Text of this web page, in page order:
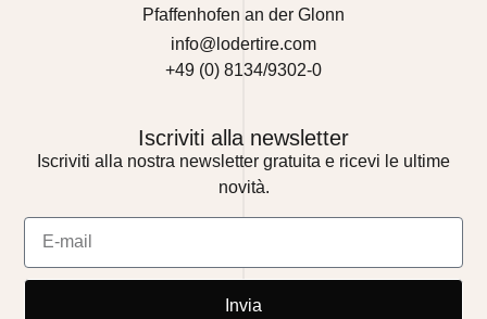
Pfaffenhofen an der Glonn
info@lodertire.com
+49 (0) 8134/9302-0
Iscriviti alla newsletter
Iscriviti alla nostra newsletter gratuita e ricevi le ultime
novità.
Invia